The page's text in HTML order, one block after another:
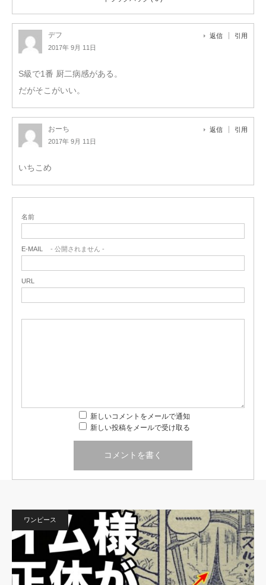
デフ
2017年 9月 11日
返信 引用
S級で1番 厨二病感がある。
だがそこがいい。
おーち
2017年 9月 11日
返信 引用
いちこめ
名前
E-MAIL - 公開されません -
URL
新しいコメントをメールで通知
新しい投稿をメールで受け取る
ワンピース